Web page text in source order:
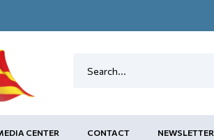
CENTER CONTACT NEWSLETTER